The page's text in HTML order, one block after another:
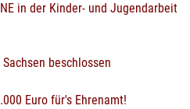
in der Kinder- und Jugendarbeit
beschlossen
Euro für's Ehrenamt!